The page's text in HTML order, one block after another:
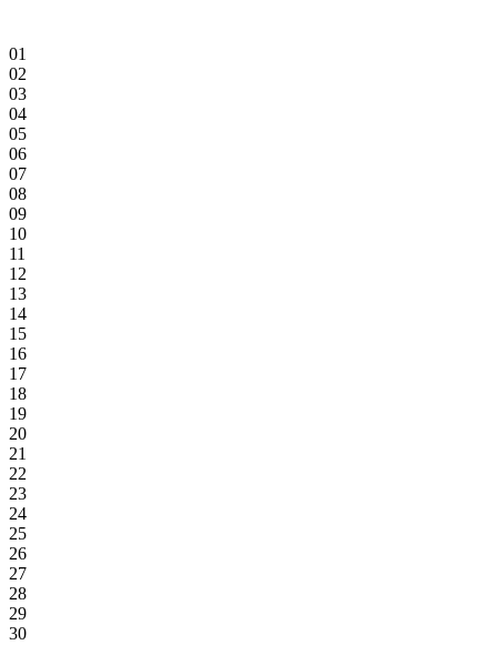
01
02
03
04
05
06
07
08
09
10
11
12
13
14
15
16
17
18
19
20
21
22
23
24
25
26
27
28
29
30